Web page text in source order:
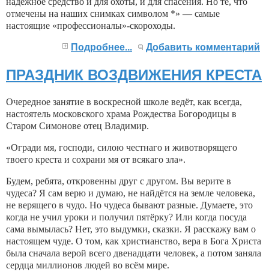
отмечены на наших снимках символом *» — самые
настоящие «профессионалы»-скороходы.
Подробнее... Добавить комментарий
ПРАЗДНИК ВОЗДВИЖЕНИЯ КРЕСТА
Очередное занятие в воскресной школе ве­дёт, как всегда,
настоятель московского храма Рождества Богородицы в
Старом Симонове отец Владимир.
«Огради мя, господи, силою честнаго и животворящего
твоего креста и сохра­ни мя от всякаго зла».
Будем, ребята, откровенны друг с дру­гом. Вы верите в
чудеса? Я сам верю и ду­маю, не найдётся на земле человека,
не ве­рящего в чудо. Но чудеса бывают разные. Думаете, это
когда не учил уроки и получил пятёрку? Или когда посуда
сама вымы­лась? Нет, это выдумки, сказки. Я расскажу вам о
настоящем чуде. О том, как хрис­тианство, вера в Бога Христа
была сначала верой всего двенадцати человек, а потом заняла
сердца миллионов людей во всём мире.